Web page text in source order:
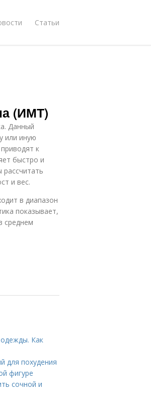
Статьи
(ИМТ)
Данный
или иную
к
быстро и
и вес.
в диапазон
показывает,
среднем
Как
для похудения
фигуре
сочной и